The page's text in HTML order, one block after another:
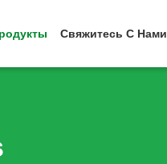
Свяжитесь С Нами